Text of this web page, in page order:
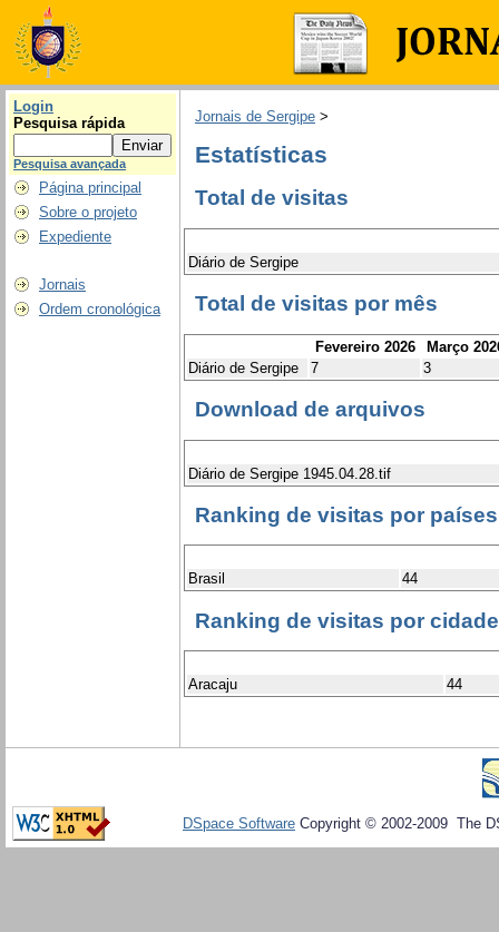
Login
Pesquisa rápida
Pesquisa avançada
Página principal
Sobre o projeto
Expediente
Jornais
Ordem cronológica
Jornais de Sergipe >
Estatísticas
Total de visitas
Diário de Sergipe
Total de visitas por mês
Fevereiro 2026
Março
Diário de Sergipe
7 3
Download de arquivos
Diário de Sergipe 1945.04.28.tif
Ranking de visitas por países
Brasil 44
Ranking de visitas por
Aracaju 44
DSpace Software Copyright © 2002-2009 The